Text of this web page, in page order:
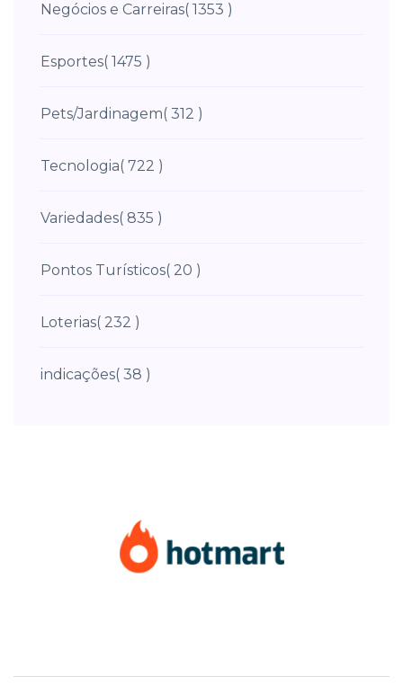
Negócios e Carreiras( 1353 )
Esportes( 1475 )
Pets/Jardinagem( 312 )
Tecnologia( 722 )
Variedades( 835 )
Pontos Turísticos( 20 )
Loterias( 232 )
indicações( 38 )